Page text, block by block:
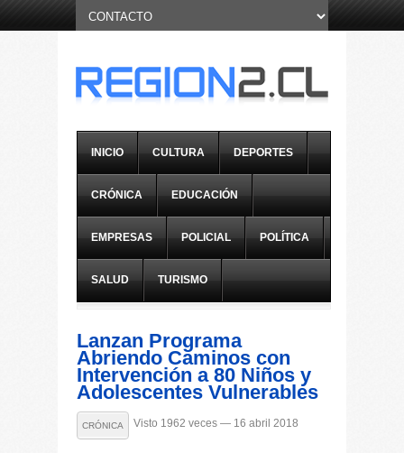
INICIO CULTURA DEPORTES
CRÓNICA EDUCACIÓN
EMPRESAS POLICIAL POLÍTICA
SALUD TURISMO
Lanzan Programa
Abriendo Caminos con
Intervención a 80 Niños y
Adolescentes Vulnerables
CRÓNICA Visto 1962 veces — 16 abril 2018